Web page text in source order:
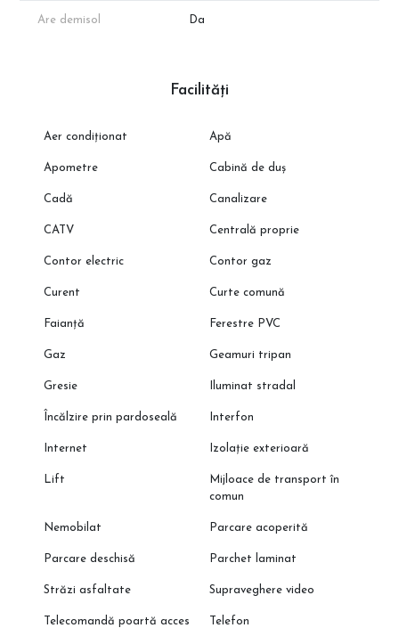
Are demisol Da
Facilități
Aer condiționat Apă
Apometre Cabină de duș
Cadă Canalizare
CATV Centrală proprie
Contor electric Contor gaz
Curent Curte comună
Faianță Ferestre PVC
Gaz Geamuri tripan
Gresie Iluminat stradal
Încălzire prin pardoseală Interfon
Internet Izolație exterioară
Lift
Mijloace de transport în
comun
Nemobilat Parcare acoperită
Parcare deschisă Parchet laminat
Străzi asfaltate Supraveghere video
Telecomandă poartă acces
Telefon